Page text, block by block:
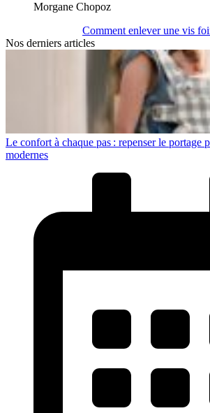
Morgane Chopoz
Comment enlever une vis
Nos derniers articles
Le confort à chaque pas : repenser le portage
modernes